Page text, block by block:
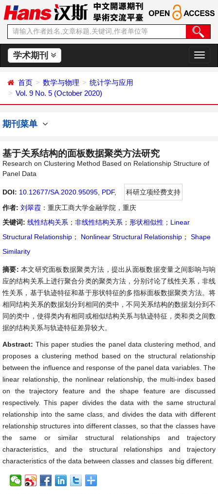
学术期刊
切
换
首页 数学与物理
统计学与应用
Vol. 9 No. 5 (October 2020)
期刊菜单
基于关系结构的面板数据聚类方法研究
Research on Clustering Method Based on Relationship Structure of
Panel Data
DOI: 10.12677/SA.2020.95095 PDF,
科研立项经费支持
作者: 刘翠霞 ：重庆工商大学金融学院，重庆
关键词: 线性结构关系 ； 非线性结构关系 ； 形状相似性 ； Linear
Structural Relationship ； Nonlinear Structural Relationship ；
Shape
Similarity
摘要: 本文研究面板数据聚类方法，提出从面板数据变量之间影响与响
应的结构关系上进行聚合分类的聚类方法，分别讨论了线性关系，非线
性关系，基于轨迹特征和基于形状特征的多指标面板数据聚类方法。将
相同结构关系的数据划分到相同的类中，不同关系结构的数据划分到不
同的类中，使得类内有相同或相似结构关系与轨迹特征，类和类之间数
据的结构关系与轨迹特征差异较大。
Abstract:This paper studies the panel data clustering method, and
proposes a clustering method based on the structural relationship
between the influence and response of the panel data variables. The
linear relationship, the nonlinear relationship, the multi-index based
on the trajectory feature and the shape feature are discussed
respectively. This paper divides the data with the same structural
relationship into the same class, and divides the data with different
relationship structures into different classes, so that the classes have
the same or similar structural relationships and trajectory
characteristics, and the structural relationships and trajectory
characteristics of the data between classes and classes big different.